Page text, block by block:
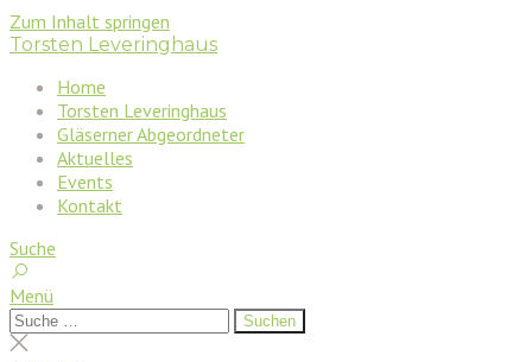
Zum Inhalt springen
Torsten Leveringhaus
Home
Torsten Leveringhaus
Gläserner Abgeordneter
Aktuelles
Events
Kontakt
Suche
Menü
Suchen
nach:
Suchen
Suche